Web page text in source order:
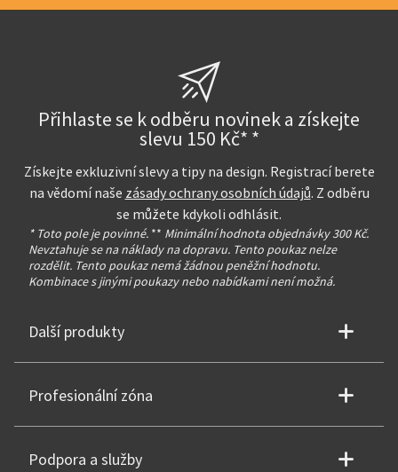
Přihlaste se k odběru novinek a získejte
slevu 150 Kč* *
Získejte exkluzivní slevy a tipy na design. Registrací berete
na vědomí naše zásady ochrany osobních údajů. Z odběru
se můžete kdykoli odhlásit.
* Toto pole je povinné. ** Minimální hodnota objednávky 300 Kč.
Nevztahuje se na náklady na dopravu. Tento poukaz nelze
rozdělit. Tento poukaz nemá žádnou peněžní hodnotu.
Kombinace s jinými poukazy nebo nabídkami není možná.
Další produkty
Profesionální zóna
Podpora a služby